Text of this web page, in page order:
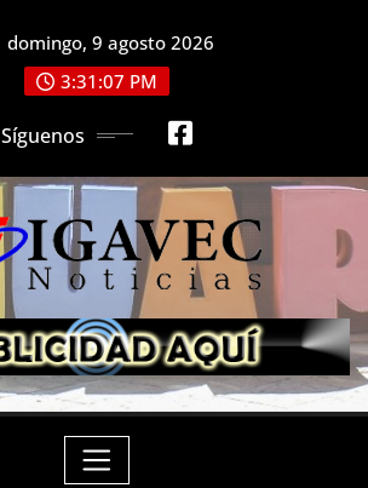
domingo, 9 agosto 2026
3:31:09 PM
Síguenos